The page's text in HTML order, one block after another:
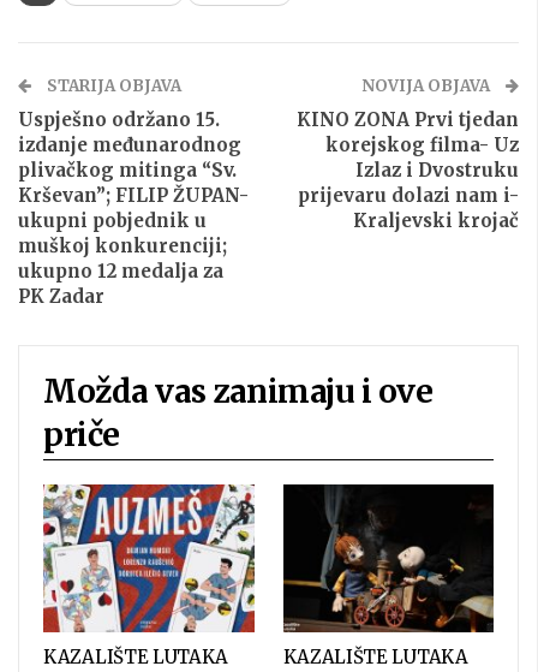
STARIJA OBJAVA
Uspješno održano 15.
izdanje međunarodnog
plivačkog mitinga “Sv.
Krševan”; FILIP ŽUPAN-
ukupni pobjednik u
muškoj konkurenciji;
ukupno 12 medalja za
PK Zadar
NOVIJA OBJAVA
KINO ZONA Prvi tjedan
korejskog filma- Uz
Izlaz i Dvostruku
prijevaru dolazi nam i-
Kraljevski krojač
Možda vas zanimaju i ove
priče
KAZALIŠTE LUTAKA
KAZALIŠTE LUTAKA